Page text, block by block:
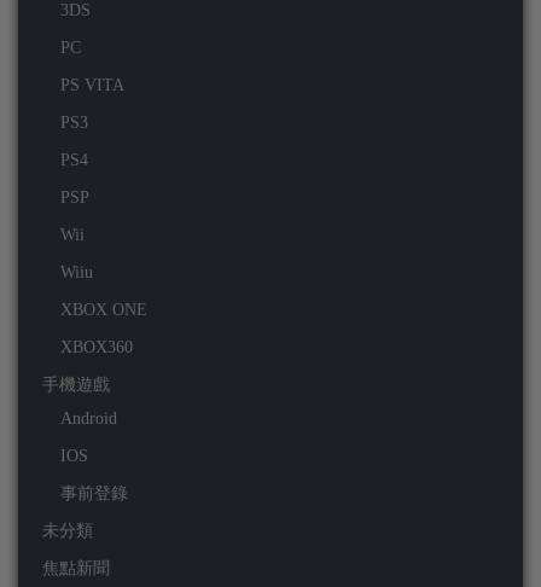
3DS
PC
PS VITA
PS3
PS4
PSP
Wii
Wiiu
XBOX ONE
XBOX360
手機遊戲
Android
IOS
事前登錄
未分類
焦點新聞